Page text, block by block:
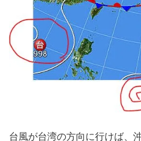
台風が台湾の方向に行けば、